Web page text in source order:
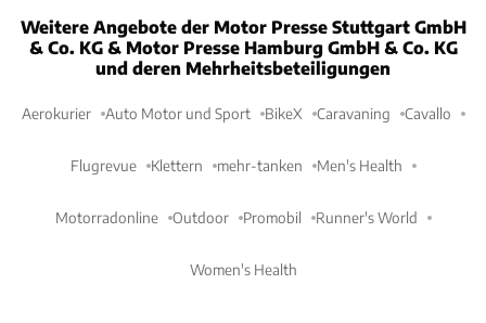
Weitere Angebote der Motor Presse Stuttgart GmbH
& Co. KG & Motor Presse Hamburg GmbH & Co. KG
und deren Mehrheitsbeteiligungen
Aerokurier Auto Motor und Sport BikeX Caravaning Cavallo
Flugrevue Klettern mehr-tanken Men's Health
Motorradonline Outdoor Promobil Runner's World
Women's Health